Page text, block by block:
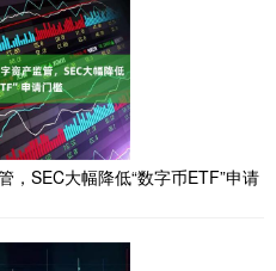
，SEC大幅降低“数字币ETF”申请